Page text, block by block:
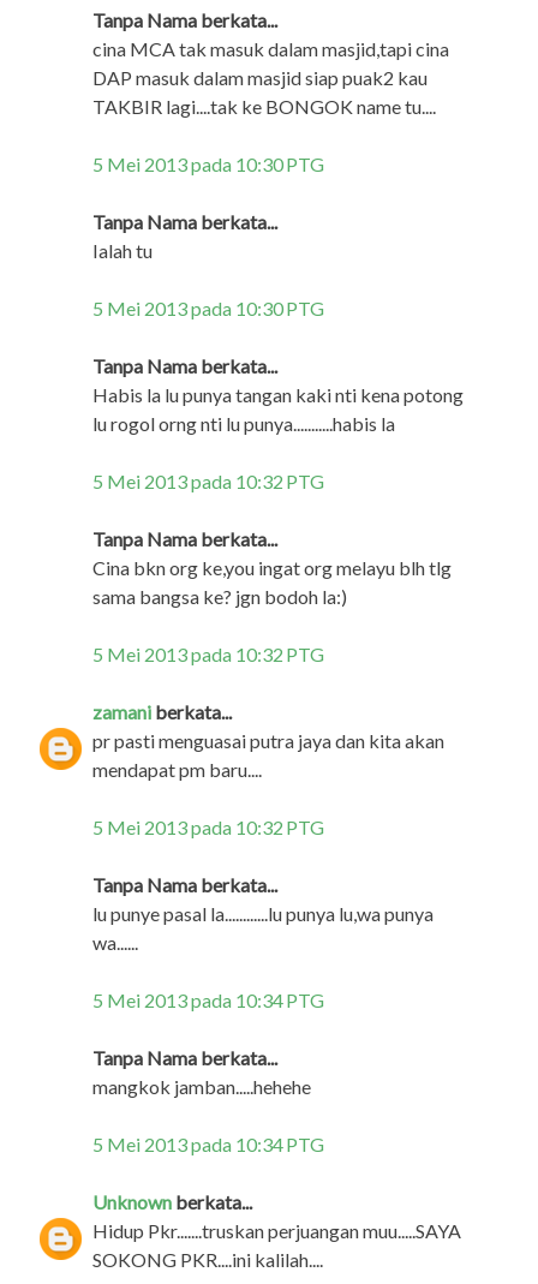
Tanpa Nama berkata...
cina MCA tak masuk dalam masjid,tapi cina
DAP masuk dalam masjid siap puak2 kau
TAKBIR lagi....tak ke BONGOK name tu....
5 Mei 2013 pada 10:30 PTG
Tanpa Nama berkata...
Ialah tu
5 Mei 2013 pada 10:30 PTG
Tanpa Nama berkata...
Habis la lu punya tangan kaki nti kena potong
lu rogol orng nti lu punya...........habis la
5 Mei 2013 pada 10:32 PTG
Tanpa Nama berkata...
Cina bkn org ke,you ingat org melayu blh tlg
sama bangsa ke? jgn bodoh la:)
5 Mei 2013 pada 10:32 PTG
zamani berkata...
pr pasti menguasai putra jaya dan kita akan
mendapat pm baru....
5 Mei 2013 pada 10:32 PTG
Tanpa Nama berkata...
lu punye pasal la............lu punya lu,wa punya
wa......
5 Mei 2013 pada 10:34 PTG
Tanpa Nama berkata...
mangkok jamban.....hehehe
5 Mei 2013 pada 10:34 PTG
Unknown berkata...
Hidup Pkr.......truskan perjuangan muu.....SAYA
SOKONG PKR....ini kalilah....